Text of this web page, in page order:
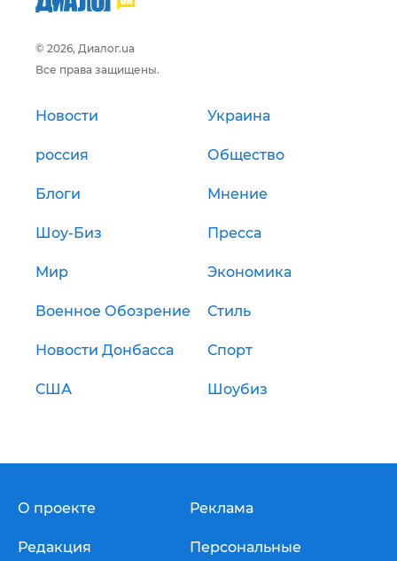
© 2026, Диалог.ua
Все права защищены.
Новости Украина
россия Общество
Блоги Мнение
Шоу-Биз Пресса
Мир Экономика
Военное Обозрение Стиль
Новости Донбасса Спорт
США Шоубиз
О проекте
Редакция
Реклама
Персональные